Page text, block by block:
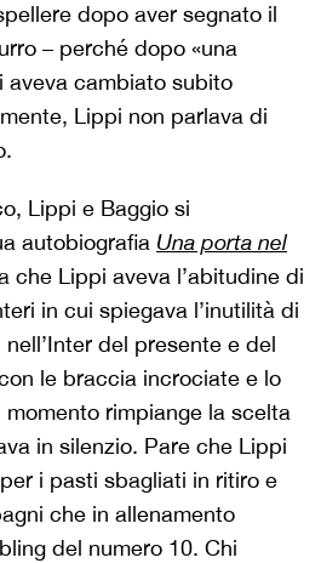
dopo aver segnato il
– perché dopo «una
aveva cambiato subito
Lippi non parlava di
Lippi e Baggio si
autobiografia Una porta nel
che Lippi aveva l’abitudine di
in cui spiegava l’inutilità di
del presente e del
le braccia incrociate e lo
rimpiange la scelta
in silenzio. Pare che Lippi
i pasti sbagliati in ritiro e
che in allenamento
del numero 10. Chi